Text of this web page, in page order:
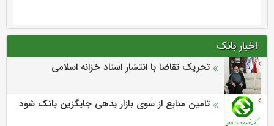
اخبار بانک
تحریک تقاضا با انتشار اسناد خزانه اسلامی
تامین منابع از سوی بازار بدهی جایگزین بانک شود